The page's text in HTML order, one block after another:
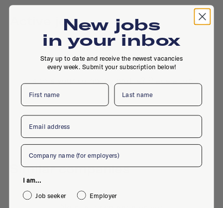
Active jobs
No active jobs right now
Is this your company profile?Place a job
Similar companies
New jobs
in your inbox
Stay up to date and receive the newest vacancies
every week. Submit your subscription below!
First name Last name
Email
Company
I am...
Job seeker
Employer